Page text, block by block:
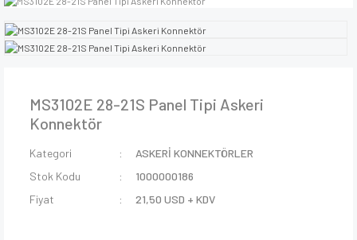
MS3102E 28-21S Panel Tipi Askeri
Konnektör
Kategori
ASKERİ KONNEKTÖRLER
Stok Kodu
1000000186
Fiyat
21,50 USD + KDV